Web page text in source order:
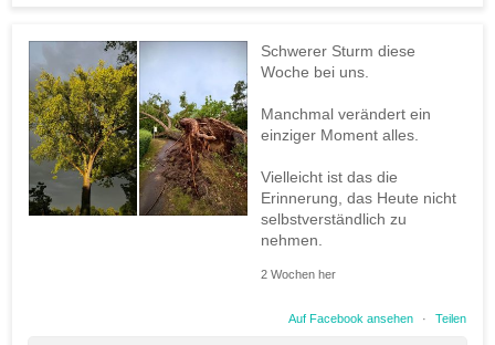
Schwerer Sturm diese
Woche bei uns.
Manchmal verändert ein
einziger Moment alles.
Vielleicht ist das die
Erinnerung, das Heute nicht
selbstverständlich zu
nehmen.
2 Wochen her
Auf Facebook ansehen · Teilen